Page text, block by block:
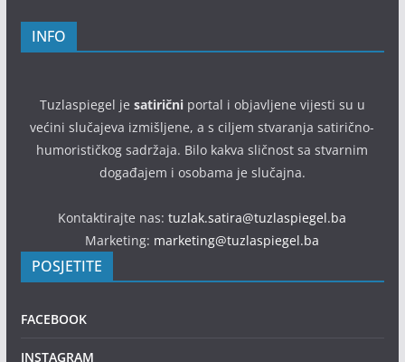
INFO
Tuzlaspiegel je satiričniportal i objavljene vijesti su u
većini slučajeva izmišljene, a s ciljem stvaranja satirično-
humorističkog sadržaja. Bilo kakva sličnost sa stvarnim
događajem i osobama je slučajna.
Kontaktirajte nas:tuzlak.satira@tuzlaspiegel.ba
Marketing: marketing@tuzlaspiegel.ba
POSJETITE
FACEBOOK
INSTAGRAM